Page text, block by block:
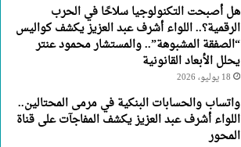
هل أصبحت التكنولوجيا سلاحًا في الحرب
الرقمية؟.. اللواء أشرف عبد العزيز يكشف كواليس
“الصفقة المشبوهة”.. والمستشار محمود عنتر
يحلل الأبعاد القانونية
18 يوليو، 2026
واتساب والحسابات البنكية في مرمى المحتالين..
اللواء أشرف عبد العزيز يكشف المفاجآت على قناة
المحور